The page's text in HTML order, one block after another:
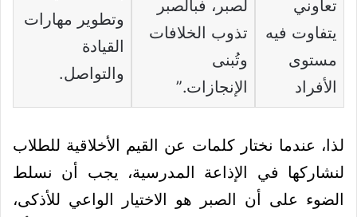
تعاوني
يتفاوت فيه
مستوى
الأفراد
لصبر، فبالصبر
تذوب الخلافات
وتُبنى
الإنجازات.”
وتطوير مهارات
القيادة
والتواصل.
لذا، عندما نختار كلمات عن القيم الأخلاقية للطلاب
لنشاركها في الإذاعة المدرسية، يجب أن نسلط
الضوء على أن الصبر هو الاختيار الواعي للأذكى،